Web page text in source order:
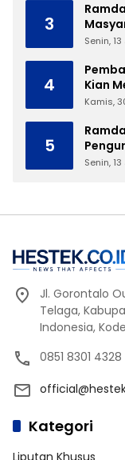
3
Senin,
4
Kian
Tanpa
Kamis,
5
Senin,
Jl. Gorontalo
Telaga,
Indonesia,
0851 8301 4328
Kategori